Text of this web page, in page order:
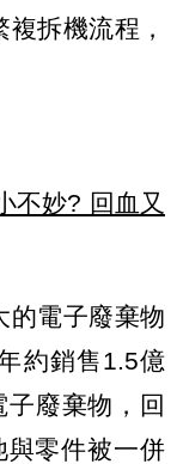
拆機流程，
不妙? 回血又
的電子廢棄物
約銷售1.5億
廢棄物，回
與零件被一併